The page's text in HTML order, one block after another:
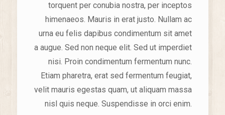
torquent per conubia nostra, per inceptos
himenaeos. Mauris in erat justo. Nullam ac
urna eu felis dapibus condimentum sit amet
a augue. Sed non neque elit. Sed ut imperdiet
nisi. Proin condimentum fermentum nunc.
Etiam pharetra, erat sed fermentum feugiat,
velit mauris egestas quam, ut aliquam massa
nisl quis neque. Suspendisse in orci enim.